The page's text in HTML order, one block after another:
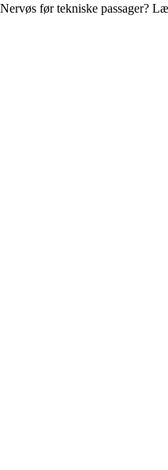
Nervøs før tekniske passager?